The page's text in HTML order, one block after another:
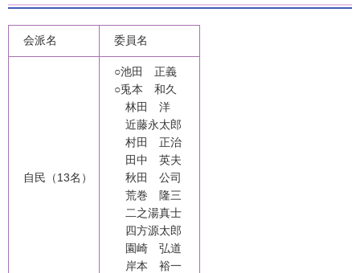
会派名 委員名
自民（13名）
○池田 正義
○兎本 和久
林田 洋
近藤永太郎
村田 正治
田中 英夫
秋田 公司
荒巻 隆三
二之湯真士
四方源太郎
園崎 弘道
岸本 裕一